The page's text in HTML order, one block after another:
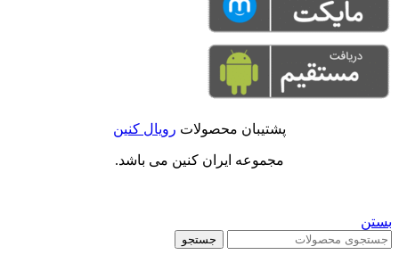
پشتیبان محصولات رویال کنین
مجموعه ایران کنین می باشد.
بستن
جستجو